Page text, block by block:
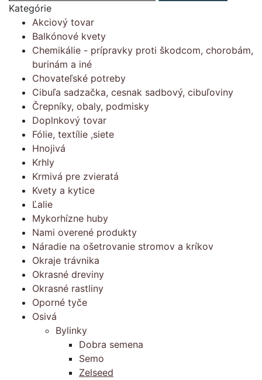
Kategórie
Akciový tovar
Balkónové kvety
Chemikálie - prípravky proti škodcom, chorobám,
burinám a iné
Chovateľské potreby
Cibuľa sadzačka, cesnak sadbový, cibuľoviny
Črepníky, obaly, podmisky
Doplnkový tovar
Fólie, textílie ,siete
Hnojivá
Krhly
Krmivá pre zvieratá
Kvety a kytice
Ľalie
Mykorhízne huby
Nami overené produkty
Náradie na ošetrovanie stromov a kríkov
Okraje trávnika
Okrasné dreviny
Okrasné rastliny
Oporné tyče
Osivá
Bylinky
Dobra semena
Semo
Zelseed